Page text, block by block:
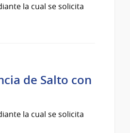
la cual se solicita
de Salto con
la cual se solicita